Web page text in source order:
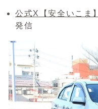
公式X【安全いこま】
発信